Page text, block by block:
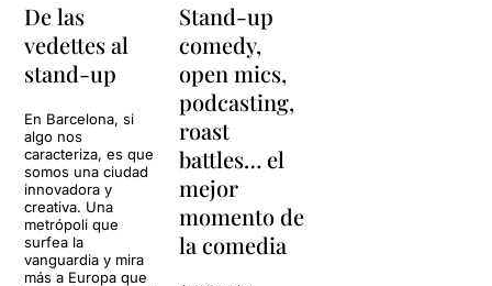
De las
vedettes al
stand-up
En Barcelona, si
algo nos
caracteriza, es que
somos una ciudad
innovadora y
creativa. Una
metrópoli que
surfea la
vanguardia y mira
más a Europa que
Stand-up
comedy,
open mics,
podcasting,
roast
battles… el
mejor
momento de
la comedia